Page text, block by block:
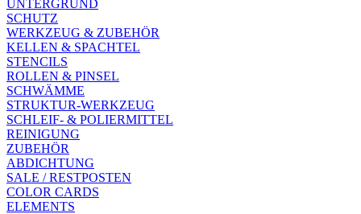
UNTERGRUND
SCHUTZ
WERKZEUG & ZUBEHÖR
KELLEN & SPACHTEL
STENCILS
ROLLEN & PINSEL
SCHWÄMME
STRUKTUR-WERKZEUG
SCHLEIF- & POLIERMITTEL
REINIGUNG
ZUBEHÖR
ABDICHTUNG
SALE / RESTPOSTEN
COLOR CARDS
ELEMENTS